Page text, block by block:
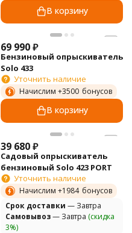
В корзину
69 990₽
Бензиновый опрыскиватель
Solo 433
Уточнить наличие
Начислим +3500 бонусов
В корзину
39 680₽
Садовый опрыскиватель
бензиновый Solo 423 PORT
Уточнить наличие
Начислим +1984 бонусов
Cрок доставки — Завтра
Самовывоз— Завтра (скидка
3%)